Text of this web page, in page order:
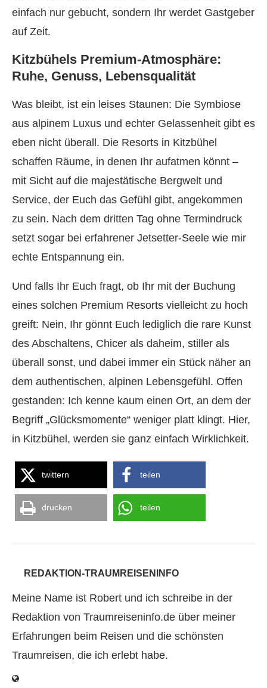
einfach nur gebucht, sondern Ihr werdet Gastgeber
auf Zeit.
Kitzbühels Premium-Atmosphäre:
Ruhe, Genuss, Lebensqualität
Was bleibt, ist ein leises Staunen: Die Symbiose
aus alpinem Luxus und echter Gelassenheit gibt es
eben nicht überall. Die Resorts in Kitzbühel
schaffen Räume, in denen Ihr aufatmen könnt –
mit Sicht auf die majestätische Bergwelt und
Service, der Euch das Gefühl gibt, angekommen
zu sein. Nach dem dritten Tag ohne Termindruck
setzt sogar bei erfahrener Jetsetter-Seele wie mir
echte Entspannung ein.
Und falls Ihr Euch fragt, ob Ihr mit der Buchung
eines solchen Premium Resorts vielleicht zu hoch
greift: Nein, Ihr gönnt Euch lediglich die rare Kunst
des Abschaltens, Chicer als daheim, stiller als
überall sonst, und dabei immer ein Stück näher an
dem authentischen, alpinen Lebensgefühl. Offen
gestanden: Ich kenne kaum einen Ort, an dem der
Begriff „Glücksmomente“ weniger platt klingt. Hier,
in Kitzbühel, werden sie ganz einfach Wirklichkeit.
twittern teilen
drucken teilen
REDAKTION-TRAUMREISENINFO
Meine Name ist Robert und ich schreibe in der
Redaktion von Traumreiseninfo.de über meiner
Erfahrungen beim Reisen und die schönsten
Traumreisen, die ich erlebt habe.